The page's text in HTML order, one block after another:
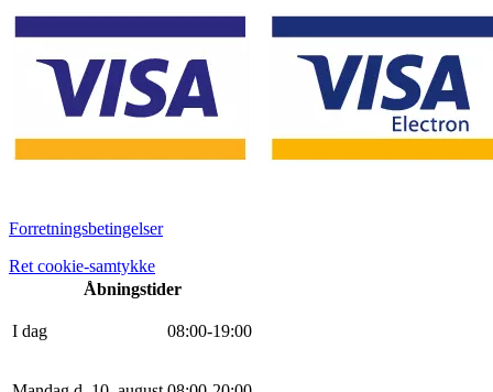
Forretningsbetingelser
Ret cookie-samtykke
Åbningstider
I dag 08:00-19:00